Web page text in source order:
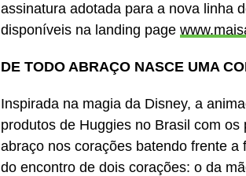
assinatura adotada para a nova linha
disponíveis na landing page
DE TODO ABRAÇO NASCE UMA
Inspirada na magia da Disney, a
produtos de Huggies no Brasil com
abraço nos corações batendo frente
do encontro de dois corações: o da